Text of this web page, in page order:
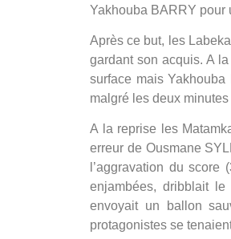
Yakhouba BARRY pour
Après ce but, les
gardant son acquis. A
surface mais
malgré les deux
A la reprise les
erreur de Ousmane
l’aggravation du
enjambées, dribblait
envoyait un ballon
protagonistes se